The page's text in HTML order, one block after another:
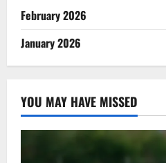
February 2026
January 2026
YOU MAY HAVE MISSED